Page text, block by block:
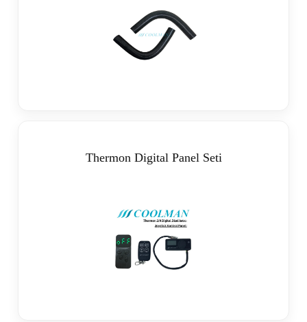
Thermon Digital Panel Seti